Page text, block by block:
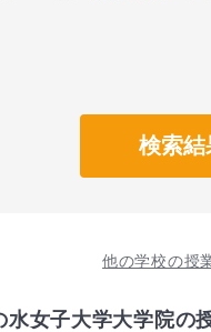
検索結
他の学校の授
水女子大学大学院の